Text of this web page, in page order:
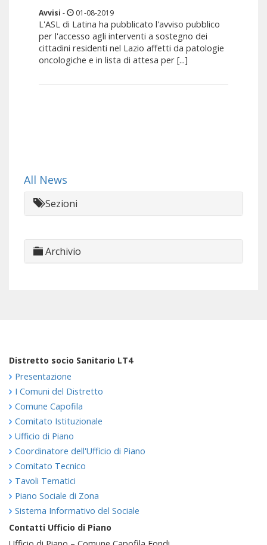
Avvisi - 01-08-2019
L'ASL di Latina ha pubblicato l'avviso pubblico
per l'accesso agli interventi a sostegno dei
cittadini residenti nel Lazio affetti da patologie
oncologiche e in lista di attesa per [...]
All News
Sezioni
Archivio
Distretto socio Sanitario LT4
Presentazione
I Comuni del Distretto
Comune Capofila
Comitato Istituzionale
Ufficio di Piano
Coordinatore dell'Ufficio di Piano
Comitato Tecnico
Tavoli Tematici
Piano Sociale di Zona
Sistema Informativo del Sociale
Contatti Ufficio di Piano